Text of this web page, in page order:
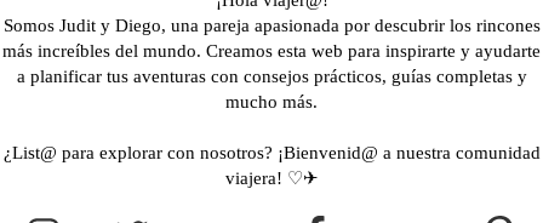
Somos Judit y Diego, una pareja apasionada por descubrir los rincones
más increíbles del mundo. Creamos esta web para inspirarte y ayudarte
a planificar tus aventuras con consejos prácticos, guías completas y
mucho más.
¿List@ para explorar con nosotros? ¡Bienvenid@ a nuestra comunidad
viajera! ♡✈︎